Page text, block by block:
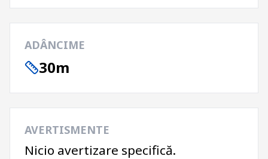
ADÂNCIME
30m
AVERTISMENTE
Nicio avertizare specifică.